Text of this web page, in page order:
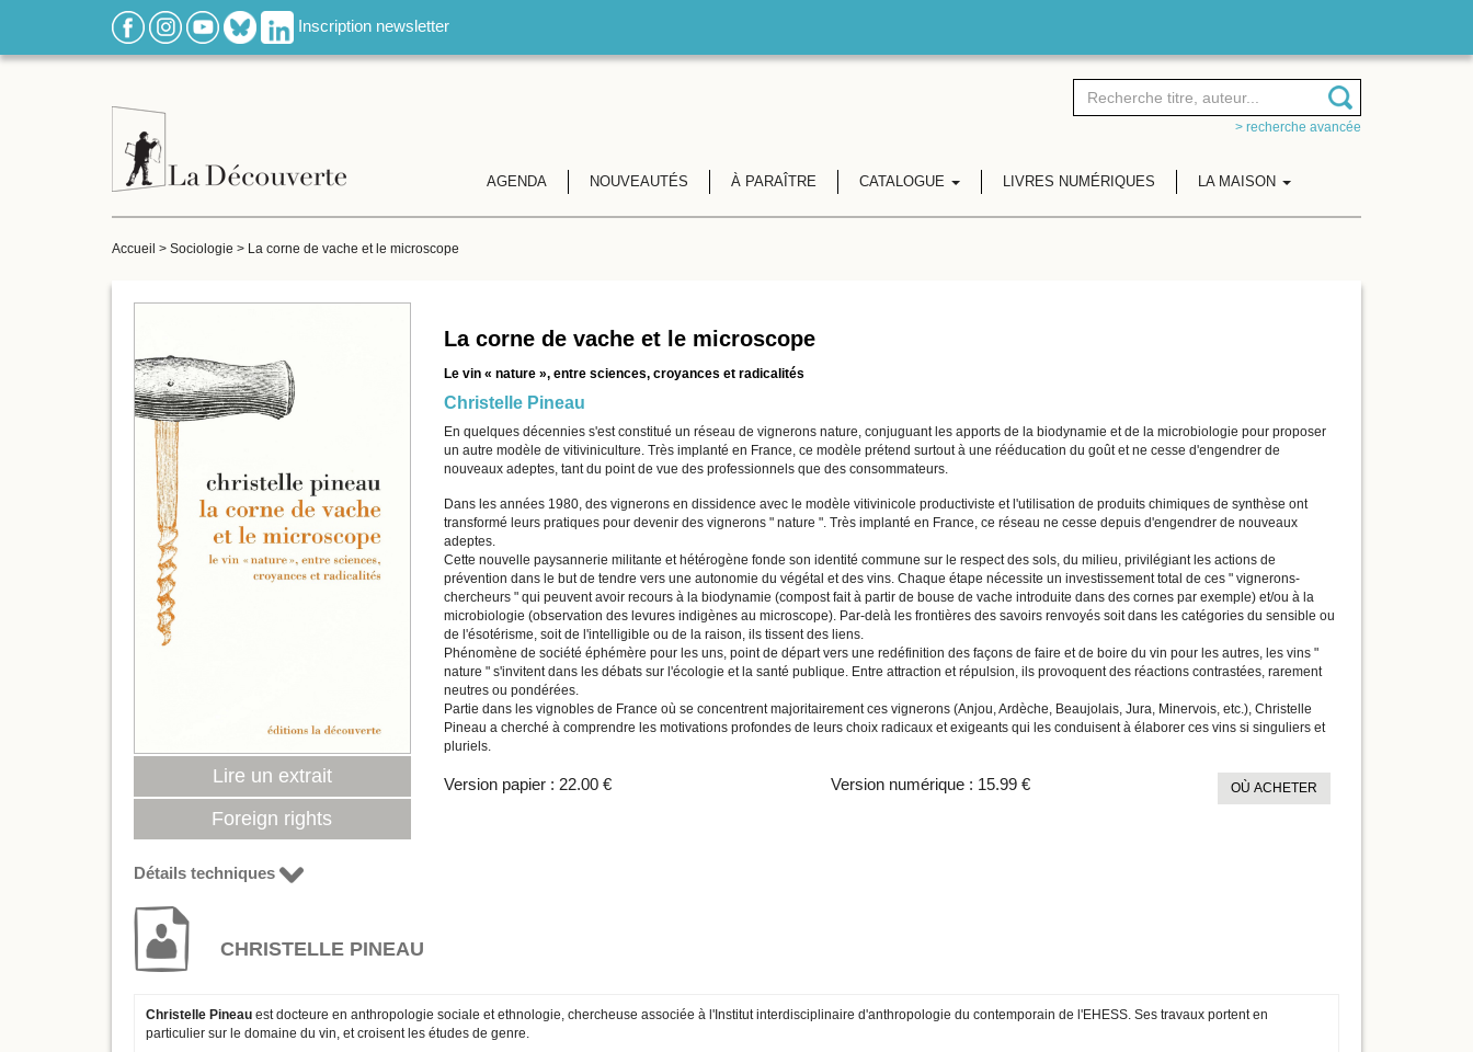
Inscription newsletter
> recherche avancée
AGENDA NOUVEAUTÉS À PARAÎTRE CATALOGUE LIVRES NUMÉRIQUES LA MAISON
Accueil > Sociologie > La corne de vache et le microscope
Lire un extrait
Foreign rights
La corne de vache et le microscope
Le vin « nature », entre sciences, croyances et radicalités
Christelle Pineau
En quelques décennies s'est constitué un réseau de vignerons nature, conjuguant les apports de la biodynamie et de la microbiologie pour proposer
un autre modèle de vitiviniculture. Très implanté en France, ce modèle prétend surtout à une rééducation du goût et ne cesse d'engendrer de
nouveaux adeptes, tant du point de vue des professionnels que des consommateurs.
Dans les années 1980, des vignerons en dissidence avec le modèle vitivinicole productiviste et l'utilisation de produits chimiques de synthèse ont
transformé leurs pratiques pour devenir des vignerons " nature ". Très implanté en France, ce réseau ne cesse depuis d'engendrer de nouveaux
adeptes.
Cette nouvelle paysannerie militante et hétérogène fonde son identité commune sur le respect des sols, du milieu, privilégiant les actions de
prévention dans le but de tendre vers une autonomie du végétal et des vins. Chaque étape nécessite un investissement total de ces " vignerons-
chercheurs " qui peuvent avoir recours à la biodynamie (compost fait à partir de bouse de vache introduite dans des cornes par exemple) et/ou à la
microbiologie (observation des levures indigènes au microscope). Par-delà les frontières des savoirs renvoyés soit dans les catégories du sensible ou
de l'ésotérisme, soit de l'intelligible ou de la raison, ils tissent des liens.
Phénomène de société éphémère pour les uns, point de départ vers une redéfinition des façons de faire et de boire du vin pour les autres, les vins "
nature " s'invitent dans les débats sur l'écologie et la santé publique. Entre attraction et répulsion, ils provoquent des réactions contrastées, rarement
neutres ou pondérées.
Partie dans les vignobles de France où se concentrent majoritairement ces vignerons (Anjou, Ardèche, Beaujolais, Jura, Minervois, etc.), Christelle
Pineau a cherché à comprendre les motivations profondes de leurs choix radicaux et exigeants qui les conduisent à élaborer ces vins si singuliers et
pluriels.
Version papier : 22.00 € Version numérique : 15.99 € OÙ ACHETER
Détails techniques
CHRISTELLE PINEAU
Christelle Pineau est docteure en anthropologie sociale et ethnologie, chercheuse associée à l'Institut interdisciplinaire d'anthropologie du contemporain de l'EHESS. Ses travaux portent en
particulier sur le domaine du vin, et croisent les études de genre.